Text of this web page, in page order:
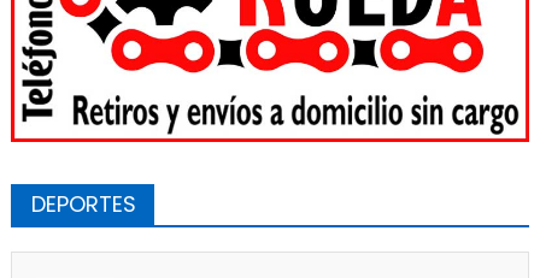
DEPORTES